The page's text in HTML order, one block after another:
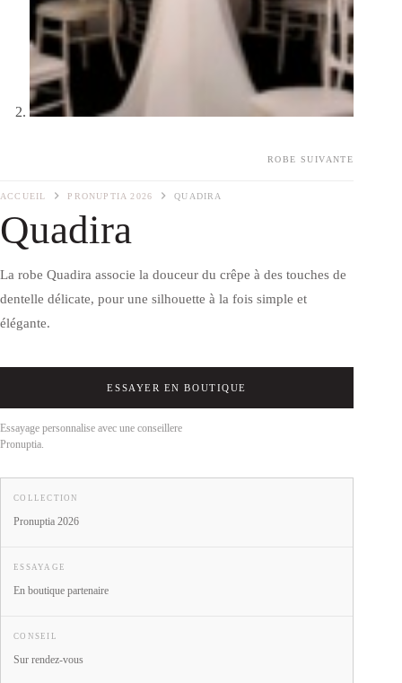
ROBE SUIVANTE
ACCUEIL PRONUPTIA 2026 QUADIRA
Quadira
La robe Quadira associe la douceur du crêpe à des touches de
dentelle délicate, pour une silhouette à la fois simple et
élégante.
ESSAYER EN BOUTIQUE
Essayage personnalise avec une conseillere
Pronuptia.
COLLECTION
Pronuptia 2026
ESSAYAGE
En boutique partenaire
CONSEIL
Sur rendez-vous